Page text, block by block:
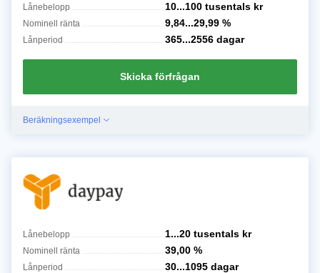
Lånebelopp 10...100 tusentals kr
Nominell ränta 9,84...29,99 %
Lånperiod 365...2556 dagar
Skicka förfrågan
Beräkningsexempel
Lånebelopp 1...20 tusentals kr
Nominell ränta 39,00 %
Lånperiod 30...1095 dagar